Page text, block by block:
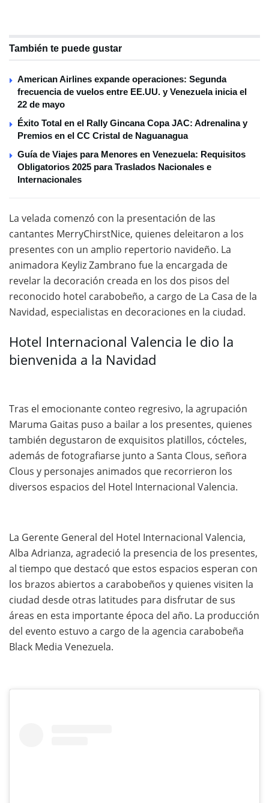
También te puede gustar
American Airlines expande operaciones: Segunda
frecuencia de vuelos entre EE.UU. y Venezuela inicia el
22 de mayo
Éxito Total en el Rally Gincana Copa JAC: Adrenalina y
Premios en el CC Cristal de Naguanagua
Guía de Viajes para Menores en Venezuela: Requisitos
Obligatorios 2025 para Traslados Nacionales e
Internacionales
La velada comenzó con la presentación de las
cantantes MerryChirstNice, quienes deleitaron a los
presentes con un amplio repertorio navideño. La
animadora Keyliz Zambrano fue la encargada de
revelar la decoración creada en los dos pisos del
reconocido hotel carabobeño, a cargo de La Casa de la
Navidad, especialistas en decoraciones en la ciudad.
Hotel Internacional Valencia le dio la
bienvenida a la Navidad
Tras el emocionante conteo regresivo, la agrupación
Maruma Gaitas puso a bailar a los presentes, quienes
también degustaron de exquisitos platillos, cócteles,
además de fotografiarse junto a Santa Clous, señora
Clous y personajes animados que recorrieron los
diversos espacios del Hotel Internacional Valencia.
La Gerente General del Hotel Internacional Valencia,
Alba Adrianza, agradeció la presencia de los presentes,
al tiempo que destacó que estos espacios esperan con
los brazos abiertos a carabobeños y quienes visiten la
ciudad desde otras latitudes para disfrutar de sus
áreas en esta importante época del año. La producción
del evento estuvo a cargo de la agencia carabobeña
Black Media Venezuela.